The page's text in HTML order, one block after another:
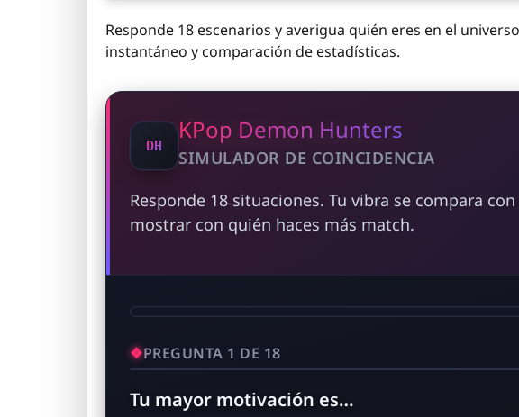
Responde 18 escenarios y averigua quién eres en el
instantáneo y comparación de estadísticas.
KPop Demon Hunters
SIMULADOR DE COINCIDENCIA
Responde 18 situaciones. Tu vibra se compara
mostrar con quién haces más match.
PREGUNTA 1 DE 18
Tu mayor motivación es…